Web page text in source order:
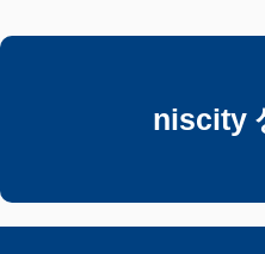
텐
뛰
niscity